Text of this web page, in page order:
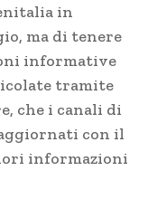
in
ma di tenere
informative
tramite
che i canali di
con il
informazioni